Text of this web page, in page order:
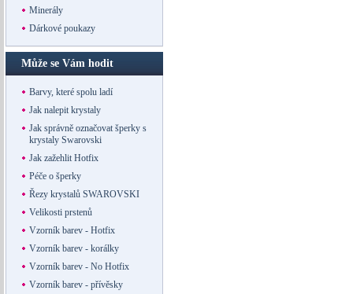
Minerály
Dárkové poukazy
Může se Vám hodit
Barvy, které spolu ladí
Jak nalepit krystaly
Jak správně označovat šperky s
krystaly Swarovski
Jak zažehlit Hotfix
Péče o šperky
Řezy krystalů SWAROVSKI
Velikosti prstenů
Vzorník barev - Hotfix
Vzorník barev - korálky
Vzorník barev - No Hotfix
Vzorník barev - přívěsky